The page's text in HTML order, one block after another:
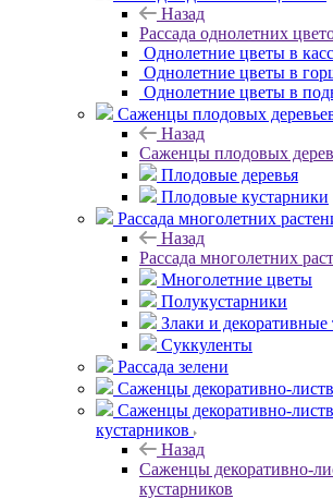
Назад
Рассада однолетних
Однолетние цветы в
Однолетние цветы в
Однолетние цветы в
Саженцы плодовых
Назад
Саженцы плодовых
Плодовые деревья
Плодовые кустарники
Рассада многолетних
Назад
Рассада многолетних
Многолетние цветы
Полукустарники
Злаки и декоративные
Суккуленты
Рассада зелени
Саженцы декоративно-
Саженцы декоративно-
кустарников
Назад
Саженцы декоративно-
кустарников